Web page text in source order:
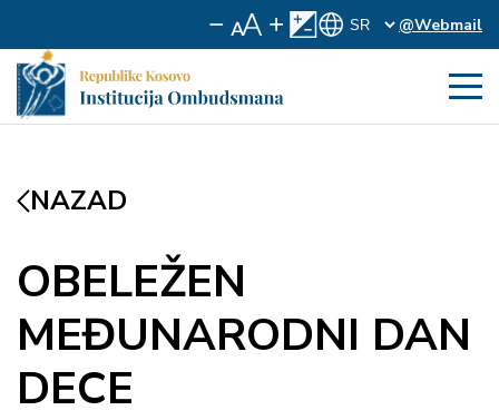
@Webmail
NAZAD
OBELEŽEN
MEĐUNARODNI DAN
DECE